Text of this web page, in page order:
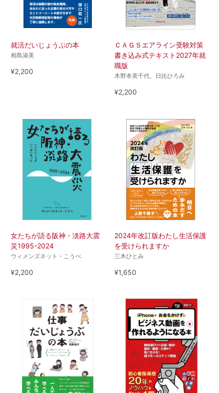
就活だいじょうぶの本
相島淑美
¥2,200
ＣＡＧＳエアライン受験対策
書き込み式テキスト2027年就
職版
木野本美千代、日比ひろみ
¥2,200
女たちが語る阪神・淡路大震
災1995-2024
ウィメンズネット・こうべ
¥2,200
2024年改訂版わたし生活保護
を受けられますか
三木ひとみ
¥1,650